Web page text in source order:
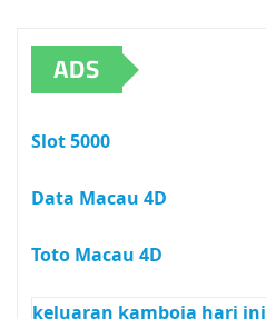
ADS
Slot 5000
Data Macau 4D
Toto Macau 4D
keluaran kamboja hari ini